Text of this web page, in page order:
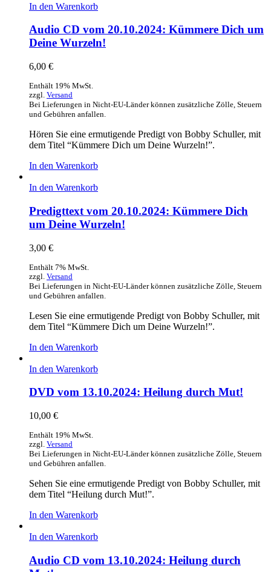
In den Warenkorb
Audio CD vom 20.10.2024: Kümmere Dich um
Deine Wurzeln!
6,00 €
Enthält 19% MwSt.
zzgl. Versand
Bei Lieferungen in Nicht-EU-Länder können zusätzliche Zölle, Steuern
und Gebühren anfallen.
Hören Sie eine ermutigende Predigt von Bobby Schuller, mit
dem Titel “Kümmere Dich um Deine Wurzeln!”.
In den Warenkorb
In den Warenkorb
Predigttext vom 20.10.2024: Kümmere Dich
um Deine Wurzeln!
3,00 €
Enthält 7% MwSt.
zzgl. Versand
Bei Lieferungen in Nicht-EU-Länder können zusätzliche Zölle, Steuern
und Gebühren anfallen.
Lesen Sie eine ermutigende Predigt von Bobby Schuller, mit
dem Titel “Kümmere Dich um Deine Wurzeln!”.
In den Warenkorb
In den Warenkorb
DVD vom 13.10.2024: Heilung durch Mut!
10,00 €
Enthält 19% MwSt.
zzgl. Versand
Bei Lieferungen in Nicht-EU-Länder können zusätzliche Zölle, Steuern
und Gebühren anfallen.
Sehen Sie eine ermutigende Predigt von Bobby Schuller, mit
dem Titel “Heilung durch Mut!”.
In den Warenkorb
In den Warenkorb
Audio CD vom 13.10.2024: Heilung durch